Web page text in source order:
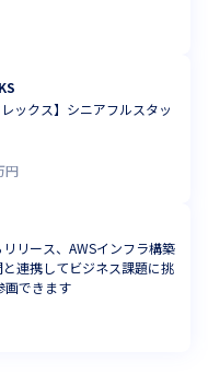
に関心を示しています。
量の」契約データを保持
」を駆逐する
ックス】シニアフルスタッ
円
リース、AWSインフラ構築
連携してビジネス課題に挑
できます